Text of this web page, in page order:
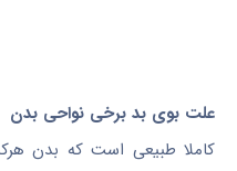
علت بوی بد برخی نواحی بدن
کاملا طبیعی است که بدن